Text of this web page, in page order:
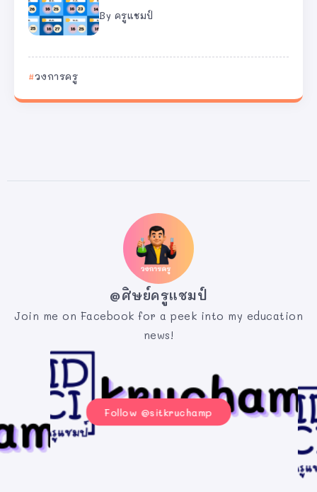
By ครูแชมป์
วงการครู
@ศิษย์ครูแชมป์
Join me on Facebook for a peek into my education
news!
Follow @sitkruchamp